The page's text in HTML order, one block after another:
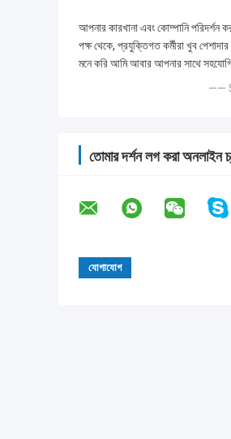
আপনার কারখানা এবং কোম্পানি পরিদর্শন
পক্ষ থেকে, প্রযুক্তিগত কর্মীরা খুব
মনে করি আমি আবার আপনার সাথে
——
তোমার দর্শন লগ করা অনলাইন